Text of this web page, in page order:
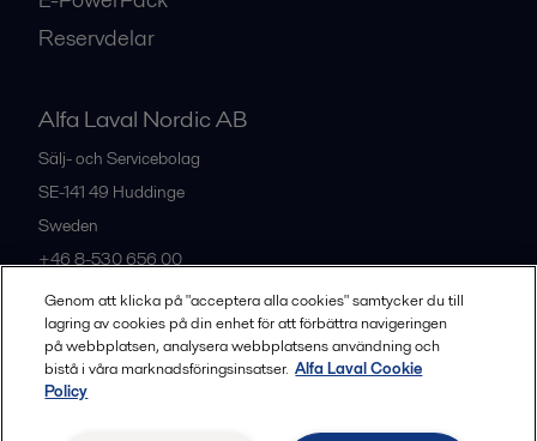
Reservdelar
Alfa Laval Nordic AB
Sälj- och Servicebolag
SE-141 49 Huddinge
Sweden
+46 8-530 656 00
Alla kontor och partners
Genom att klicka på "acceptera alla cookies" samtycker du till
lagring av cookies på din enhet för att förbättra navigeringen
på webbplatsen, analysera webbplatsens användning och
bistå i våra marknadsföringsinsatser. Alfa Laval Cookie
Policy